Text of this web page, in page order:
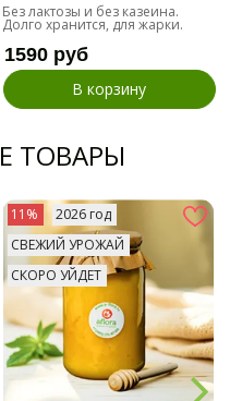
Без лактозы и без казеина.
Долго хранится, для жарки.
1590 руб
В корзину
ТОВАРЫ
11%
2026 год
СВЕЖИЙ УРОЖАЙ
СКОРО УЙДЕТ